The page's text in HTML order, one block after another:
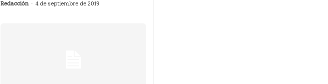
Redacción - 4 de septiembre de 2019